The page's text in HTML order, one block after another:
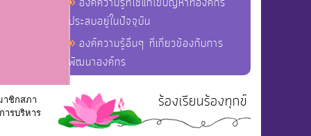
าชิกสภา
ารบริหาร
ประสบอยู่ในปัจจุบัน
องค์ความรู้อื่นๆ ที่เกี่ยวข้องกับการ
พัฒนาองค์กร
ร้องเรียนร้องทุกข์